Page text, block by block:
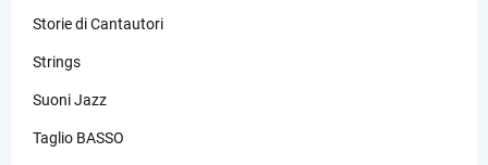
Storie di Cantautori
Strings
Suoni Jazz
Taglio BASSO